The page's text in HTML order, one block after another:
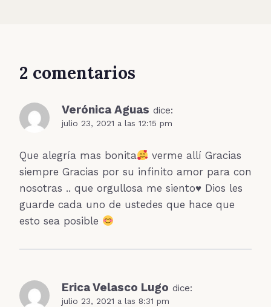
2 comentarios
Verónica Aguas dice:
julio 23, 2021 a las 12:15 pm
Que alegría mas bonita
verme allí Gracias
siempre Gracias por su infinito amor para con
nosotras .. que orgullosa me siento♥️ Dios les
guarde cada uno de ustedes que hace que
esto sea posible
Erica Velasco Lugo dice:
julio 23, 2021 a las 8:31 pm